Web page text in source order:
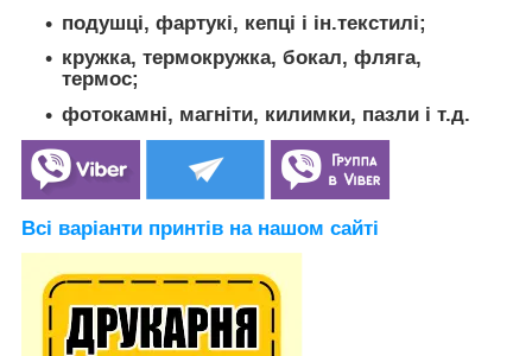
подушці, фартукі, кепці і ін.текстилі;
кружка, термокружка, бокал, фляга,
термос;
фотокамні, магніти, килимки, пазли і т.д.
Всі варіанти принтів на нашом сайті